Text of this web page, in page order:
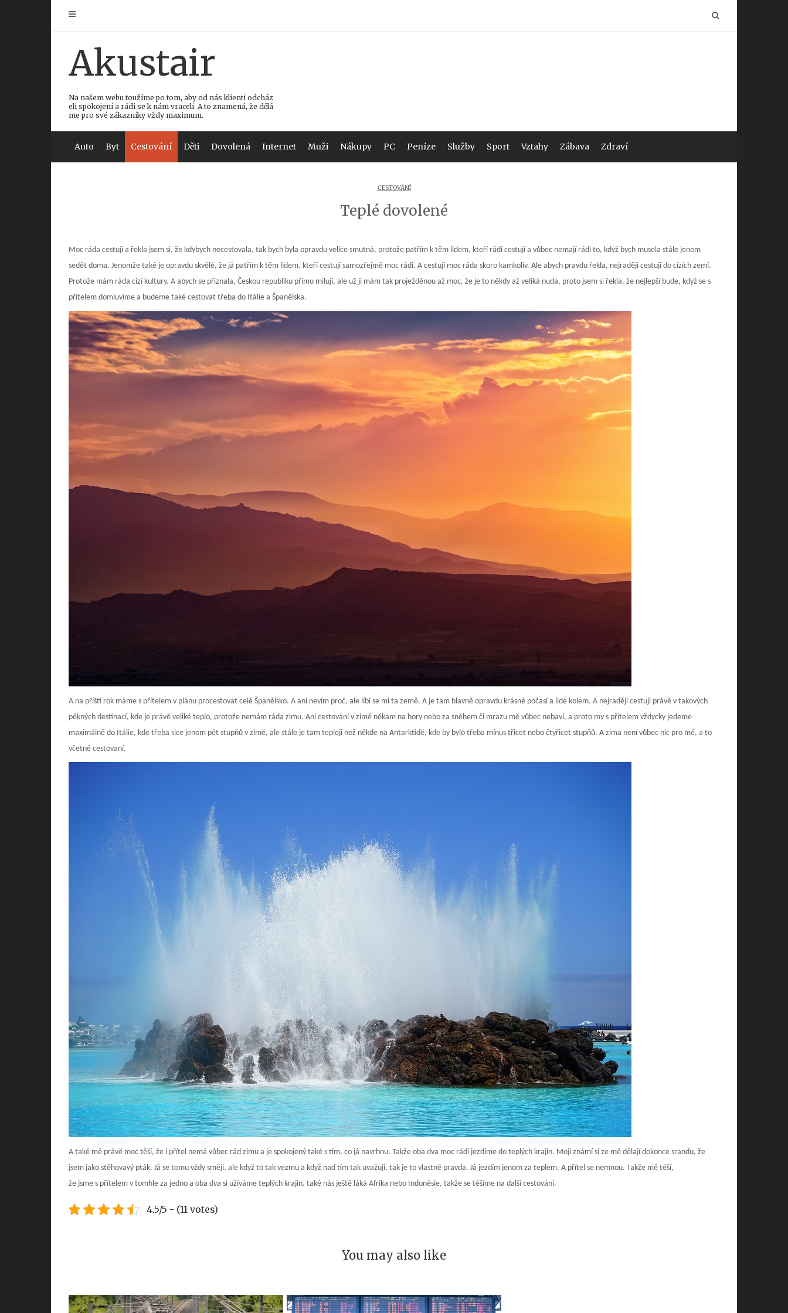
Akustair
Na našem webu toužíme po tom, aby od nás klienti odcház
eli spokojení a rádi se k nám vraceli. A to znamená, že dělá
me pro své zákazníky vždy maximum.
Auto Byt Cestování Děti Dovolená Internet Muži Nákupy PC Peníze Služby Sport Vztahy Zábava Zdraví
CESTOVÁNÍ
Teplé dovolené
Moc ráda cestuji a řekla jsem si, že kdybych necestovala, tak bych byla opravdu velice smutná, protože patřím k těm lidem, kteří rádi cestují a vůbec nemají rádi to, když bych musela stále jenom
sedět doma. Jenomže také je opravdu skvělé, že já patřím k těm lidem, kteří cestují samozřejmě moc rádi. A cestuji moc ráda skoro kamkoliv. Ale abych pravdu řekla, nejraději cestuji do cizích zemí.
Protože mám ráda cizí kultury. A abych se přiznala, Českou republiku přímo miluji, ale už ji mám tak proježděnou až moc, že je to někdy až veliká nuda, proto jsem si řekla, že nejlepší bude, když se s
přítelem domluvíme a budeme také cestovat třeba do Itálie a Španělska.
A na příští rok máme s přítelem v plánu procestovat celé Španělsko. A ani nevím proč, ale líbí se mi ta země. A je tam hlavně opravdu krásné počasí a lidé kolem. A nejraději cestuji právě v takových
pěkných destinací, kde je právě veliké teplo, protože nemám ráda zimu. Ani cestování v zimě někam na hory nebo za sněhem či mrazu mě vůbec nebaví, a proto my s přítelem vždycky jedeme
maximálně do Itálie, kde třeba sice jenom pět stupňů v zimě, ale stále je tam tepleji než někde na Antarktidě, kde by bylo třeba mínus třicet nebo čtyřicet stupňů. A zima není vůbec nic pro mě, a to
včetně cestovaní.
A také mě právě moc těší, že i přítel nemá vůbec rád zimu a je spokojený také s tím, co já navrhnu. Takže oba dva moc rádi jezdíme do teplých krajin. Moji známí si ze mě dělají dokonce srandu, že
jsem jako stěhovavý pták. Já se tomu vždy směji, ale když to tak vezmu a když nad tím tak uvažuji, tak je to vlastně pravda. Já jezdím jenom za teplem. A přítel se nemnou. Takže mě těší,
že jsme s přítelem v tomhle za jedno a oba dva si užíváme teplých krajin. také nás ještě láká Afrika nebo Indonésie, takže se těšíme na další cestování.
4.5/5 - (11 votes)
You may also like